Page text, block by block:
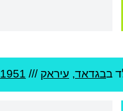
בבגדאד, עיראק ///
1951